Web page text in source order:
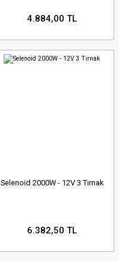
4.884,00 TL
Selenoid 2000W - 12V 3 Tırnak
6.382,50 TL